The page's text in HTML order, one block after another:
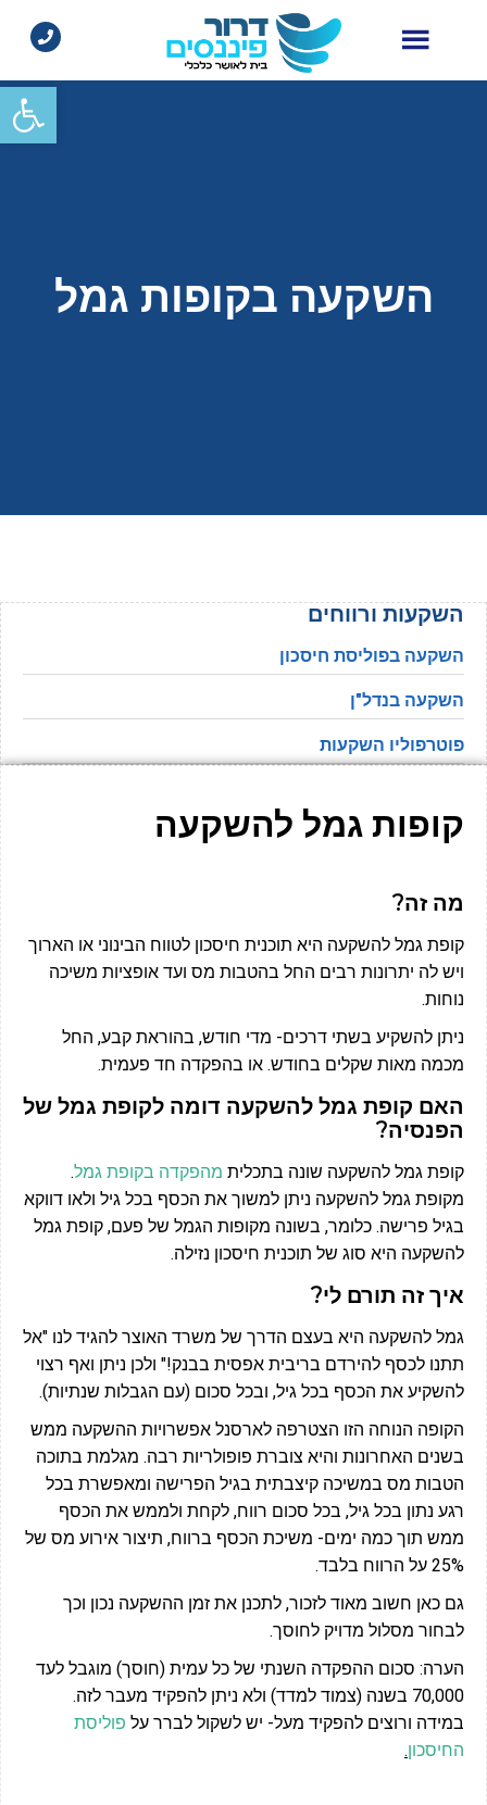
פתח
השקעה בקופות גמל
השקעות ורווחים
השקעה בפוליסת חיסכון
השקעה בנדל"ן
פוטרפוליו השקעות
קופות גמל להשקעה
מה זה?
קופת גמל להשקעה היא תוכנית חיסכון לטווח הבינוני או הארוך
ויש לה יתרונות רבים החל בהטבות מס ועד אופציות משיכה
נוחות.
ניתן להשקיע בשתי דרכים- מדי חודש, בהוראת קבע, החל
מכמה מאות שקלים בחודש. או בהפקדה חד פעמית.
האם קופת גמל להשקעה דומה לקופת גמל של
הפנסיה?
קופת גמל להשקעה שונה בתכלית מהפקדה בקופת גמל.
מקופת גמל להשקעה ניתן למשוך את הכסף בכל גיל ולאו דווקא
בגיל פרישה. כלומר, בשונה מקופות הגמל של פעם, קופת גמל
להשקעה היא סוג של תוכנית חיסכון נזילה.
איך זה תורם לי?
גמל להשקעה היא בעצם הדרך של משרד האוצר להגיד לנו "אל
תתנו לכסף להירדם בריבית אפסית בבנק!" ולכן ניתן ואף רצוי
להשקיע את הכסף בכל גיל, ובכל סכום (עם הגבלות שנתיות).
הקופה הנוחה הזו הצטרפה לארסנל אפשרויות ההשקעה ממש
בשנים האחרונות והיא צוברת פופולריות רבה. מגלמת בתוכה
הטבות מס במשיכה קיצבתית בגיל הפרישה ומאפשרת בכל
רגע נתון בכל גיל, בכל סכום רווח, לקחת ולממש את הכסף
ממש תוך כמה ימים- משיכת הכסף ברווח, תיצור אירוע מס של
25% על הרווח בלבד.
גם כאן חשוב מאוד לזכור, לתכנן את זמן ההשקעה נכון וכך
לבחור מסלול מדויק לחוסך.
הערה: סכום ההפקדה השנתי של כל עמית (חוסך) מוגבל לעד
70,000 בשנה (צמוד למדד) ולא ניתן להפקיד מעבר לזה.
במידה ורוצים להפקיד מעל- יש לשקול לברר על פוליסת
החיסכון.